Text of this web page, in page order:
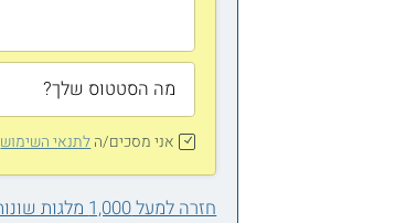
אני מסכים/הלתנאי השימוש
חזרה למעל 1,000 מלגות שונות, לא תמצא/י אחת בשבילך?